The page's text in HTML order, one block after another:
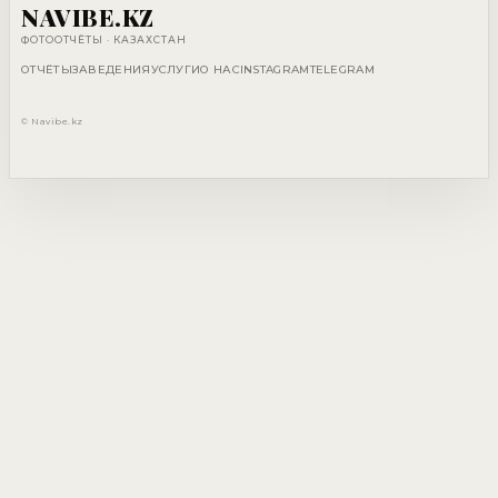
NAVIBE.KZ
ФОТООТЧЁТЫ · КАЗАХСТАН
ОТЧЁТЫЗАВЕДЕНИЯУСЛУГИО НАСINSTAGRAMTELEGRAM
© Navibe.kz